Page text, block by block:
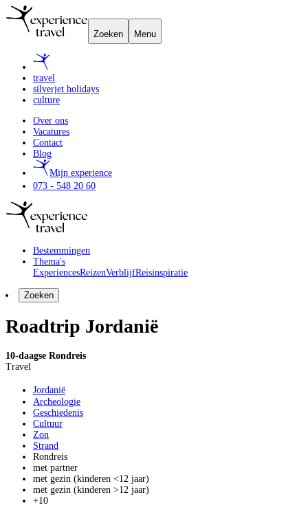
Zoeken Menu
travel
silverjet holidays
culture
Over ons
Vacatures
Contact
Blog
Mijn experience
073 - 548 20 60
Bestemmingen
Thema's
ExperiencesReizenVerblijfReisinspiratie
Zoeken
Roadtrip Jordanië
10-daagse Rondreis
Travel
Jordanië
Archeologie
Geschiedenis
Cultuur
Zon
Strand
Rondreis
met partner
met gezin (kinderen <12 jaar)
met gezin (kinderen >12 jaar)
+10